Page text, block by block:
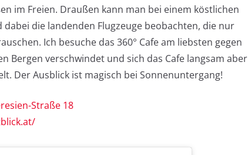
im Freien. Draußen kann man bei einem köstlichen
die landenden Flugzeuge beobachten, die nur
Ich besuche das 360° Cafe am liebsten gegen
Bergen verschwindet und sich das Cafe langsam aber
Der Ausblick ist magisch bei Sonnenuntergang!
Straße 18